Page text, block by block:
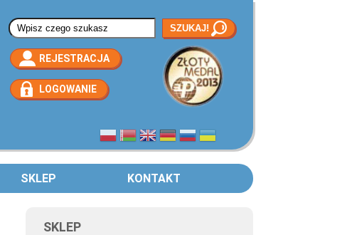
Formularz wyszukiwania
REJESTRACJA
LOGOWANIE
SKLEP KONTAKT
SKLEP